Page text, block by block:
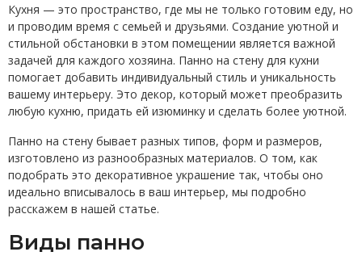
Кухня — это пространство, где мы не только готовим еду, но
и проводим время с семьей и друзьями. Создание уютной и
стильной обстановки в этом помещении является важной
задачей для каждого хозяина. Панно на стену для кухни
помогает добавить индивидуальный стиль и уникальность
вашему интерьеру. Это декор, который может преобразить
любую кухню, придать ей изюминку и сделать более уютной.
Панно на стену бывает разных типов, форм и размеров,
изготовлено из разнообразных материалов. О том, как
подобрать это декоративное украшение так, чтобы оно
идеально вписывалось в ваш интерьер, мы подробно
расскажем в нашей статье.
Виды панно